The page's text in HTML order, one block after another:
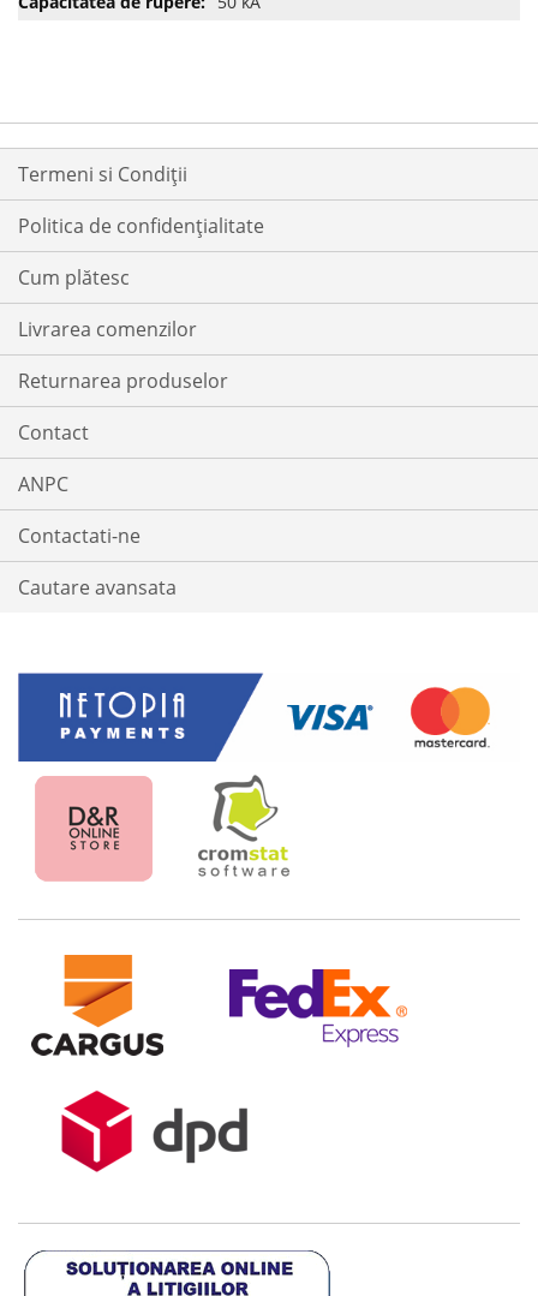
Termeni si Condiții
Politica de confidențialitate
Cum plătesc
Livrarea comenzilor
Returnarea produselor
Contact
ANPC
Contactati-ne
Cautare avansata